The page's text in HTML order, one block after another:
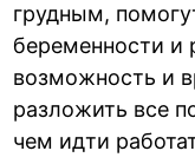
грудным,
беременности и
возможность и
разложить все
чем идти